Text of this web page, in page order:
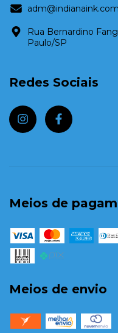
Rua Bernardino
Paulo/SP
Redes Sociais
Meios de
Meios de envio